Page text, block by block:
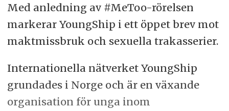
Med anledning av #MeToo-rörelsen
markerar YoungShip i ett öppet brev mot
maktmissbruk och sexuella trakasserier.
Internationella nätverket YoungShip
grundades i Norge och är en växande
organisation för unga inom